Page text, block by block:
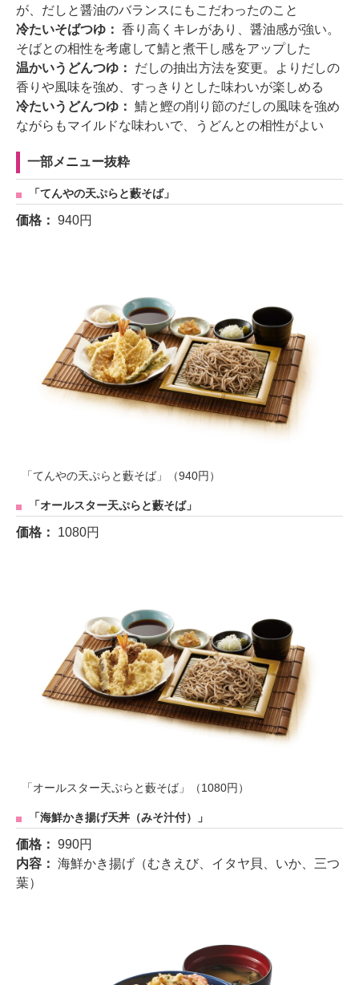
が、だしと醤油のバランスにもこだわったのこと
冷たいそばつゆ： 香り高くキレがあり、醤油感が強い。
そばとの相性を考慮して鯖と煮干し感をアップした
温かいうどんつゆ： だしの抽出方法を変更。よりだしの
香りや風味を強め、すっきりとした味わいが楽しめる
冷たいうどんつゆ： 鯖と鰹の削り節のだしの風味を強め
ながらもマイルドな味わいで、うどんとの相性がよい
一部メニュー抜粋
「てんやの天ぷらと藪そば」
価格： 940円
「てんやの天ぷらと藪そば」（940円）
「オールスター天ぷらと藪そば」
価格： 1080円
「オールスター天ぷらと藪そば」（1080円）
「海鮮かき揚げ天丼（みそ汁付）」
価格： 990円
内容： 海鮮かき揚げ（むきえび、イタヤ貝、いか、三つ
葉）